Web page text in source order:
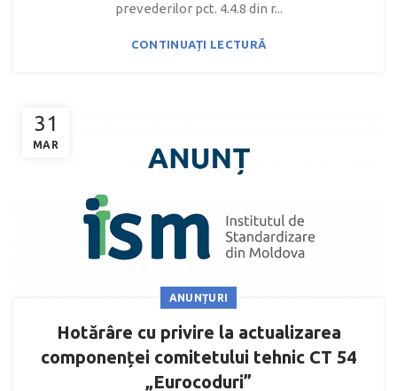
prevederilor pct. 4.4.8 din r...
CONTINUAȚI LECTURĂ
31
MAR
ANUNȚURI
Hotărâre cu privire la actualizarea
componenței comitetului tehnic CT 54
„Eurocoduri”